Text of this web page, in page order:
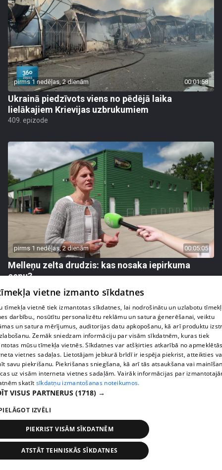
pirms 1 nedēļas, 2 dienām 00:01:58
Ukrainā piedzīvots viens no pēdējā laika
lielākajiem Krievijas uzbrukumiem
409. epizode
pirms 1 nedēļas, 2 dienām 00:05:05
Melleņu zelta drudzis: kas nosaka iepirkuma
cenu?
pirms 1 nedēļas, 2 dienām
Ogas un sēnes šogad dārgākas, bet uzpirkšanas
punktos to krietni mazāk
409. epizode
vietne izmanto sīkdatnes
tīmekļa vietnē tiek izmantotas sīkdatnes, lai nodrošinātu un uzlabotu
darbību., nosūtītu personalizētu reklāmu un satura ģenerēšanai, veiktu
un satura mērījumus, auditorijas datu apkopošanu, kā arī produktu
Zemāk sniedzam informāciju par visām sīkdatnēm, kuras tiek
mūsu tīmekļa vietnēs. Sīkdatnes var atšķirties atkarībā no
vietnes sadaļas. Lietotājam jebkurā brīdī ir iespēja piekrist, atteikties
savu piekrišanu. Piekrišanas sniegšana, kā arī tās atsaukšana vai
uz visām interneta vietnes sadaļām. Vairāk informācijas par
skatīt sīkdatņu izmantošanas noteikumos.
VISUS PARTNERUS (1718) →
IZVĒLI
PIEKRIST VISĀM SĪKDATNĒM
ATSTĀT TEHNISKĀS SĪKDATNES